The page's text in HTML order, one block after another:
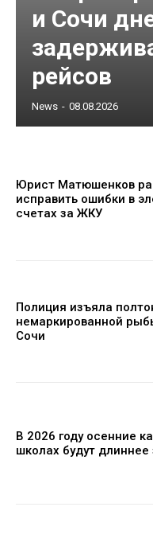
и Сочи
рейсов
News - 08.08.2026
Юрист Матюшенков
исправить ошибки в
счетах за ЖКУ
Полиция изъяла
немаркированной
Сочи
В 2026 году осенние
школах будут длиннее